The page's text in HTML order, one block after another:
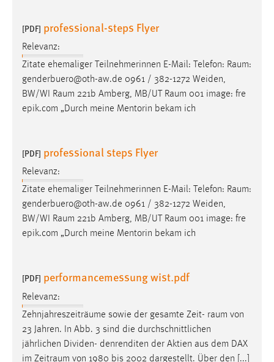
[PDF] professional-steps Flyer
Relevanz:
Zitate ehemaliger Teilnehmerinnen E-Mail: Telefon: Raum:
genderbuero@oth-aw.de 0961 / 382-1272 Weiden,
BW/WI
Raum 221b Amberg, MB/UT Raum 001 image: fre
epik.com „Durch meine Mentorin bekam ich
[PDF] professional steps Flyer
Relevanz:
Zitate ehemaliger Teilnehmerinnen E-Mail: Telefon: Raum:
genderbuero@oth-aw.de 0961 / 382-1272 Weiden,
BW/WI Raum 221b Amberg, MB/UT Raum 001 image: fre
epik.com „Durch meine Mentorin bekam ich
[PDF] performancemessung wist.pdf
Relevanz:
Zehnjahreszeiträume sowie der gesamte Zeit- raum von
23 Jahren. In Abb. 3 sind die durchschnittlichen
jährlichen Dividen- denrenditen der Aktien aus dem DAX
im Zeitraum von 1980 bis 2002 dargestellt. Über den [...]
Cookie Laufzeit:
24 Stunden
STATISTIK
Statistik Cookies erfassen Informationen anonym.
Matomo
Name:
_pk_ref, _pk_cvar, _pk_id, _pk_ses
Zweck:
Max. 13 Monate
MARKETING
Marketing Cookies werden von Drittanbietern